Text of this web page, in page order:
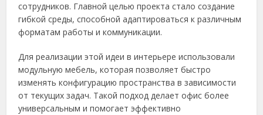
сотрудников. Главной целью проекта стало создание
гибкой среды, способной адаптироваться к различным
форматам работы и коммуникации.
Для реализации этой идеи в интерьере использовали
модульную мебель, которая позволяет быстро
изменять конфигурацию пространства в зависимости
от текущих задач. Такой подход делает офис более
универсальным и помогает эффективно